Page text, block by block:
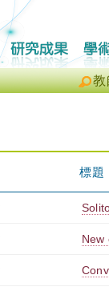
教
標題
New